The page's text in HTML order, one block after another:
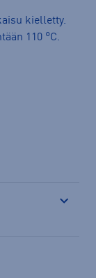
kielletty.
110 °C.